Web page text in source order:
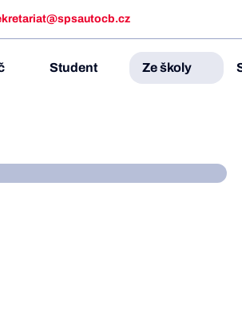
Student Ze školy